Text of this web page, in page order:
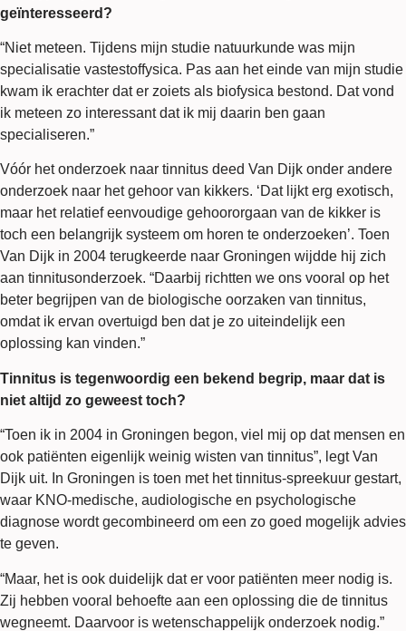
geïnteresseerd?
“Niet meteen. Tijdens mijn studie natuurkunde was mijn
specialisatie vastestoffysica. Pas aan het einde van mijn studie
kwam ik erachter dat er zoiets als biofysica bestond. Dat vond
ik meteen zo interessant dat ik mij daarin ben gaan
specialiseren.”
Vóór het onderzoek naar tinnitus deed Van Dijk onder andere
onderzoek naar het gehoor van kikkers. ‘Dat lijkt erg exotisch,
maar het relatief eenvoudige gehoororgaan van de kikker is
toch een belangrijk systeem om horen te onderzoeken’. Toen
Van Dijk in 2004 terugkeerde naar Groningen wijdde hij zich
aan tinnitusonderzoek. “Daarbij richtten we ons vooral op het
beter begrijpen van de biologische oorzaken van tinnitus,
omdat ik ervan overtuigd ben dat je zo uiteindelijk een
oplossing kan vinden.”
Tinnitus is tegenwoordig een bekend begrip, maar dat is
niet altijd zo geweest toch?
“Toen ik in 2004 in Groningen begon, viel mij op dat mensen en
ook patiënten eigenlijk weinig wisten van tinnitus”, legt Van
Dijk uit. In Groningen is toen met het tinnitus-spreekuur gestart,
waar KNO-medische, audiologische en psychologische
diagnose wordt gecombineerd om een zo goed mogelijk advies
te geven.
“Maar, het is ook duidelijk dat er voor patiënten meer nodig is.
Zij hebben vooral behoefte aan een oplossing die de tinnitus
wegneemt. Daarvoor is wetenschappelijk onderzoek nodig.”